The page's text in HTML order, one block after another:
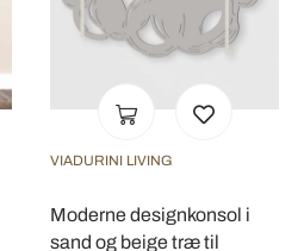
VIADURINI LIVING
Moderne designkonsol i
sand og beige træ til